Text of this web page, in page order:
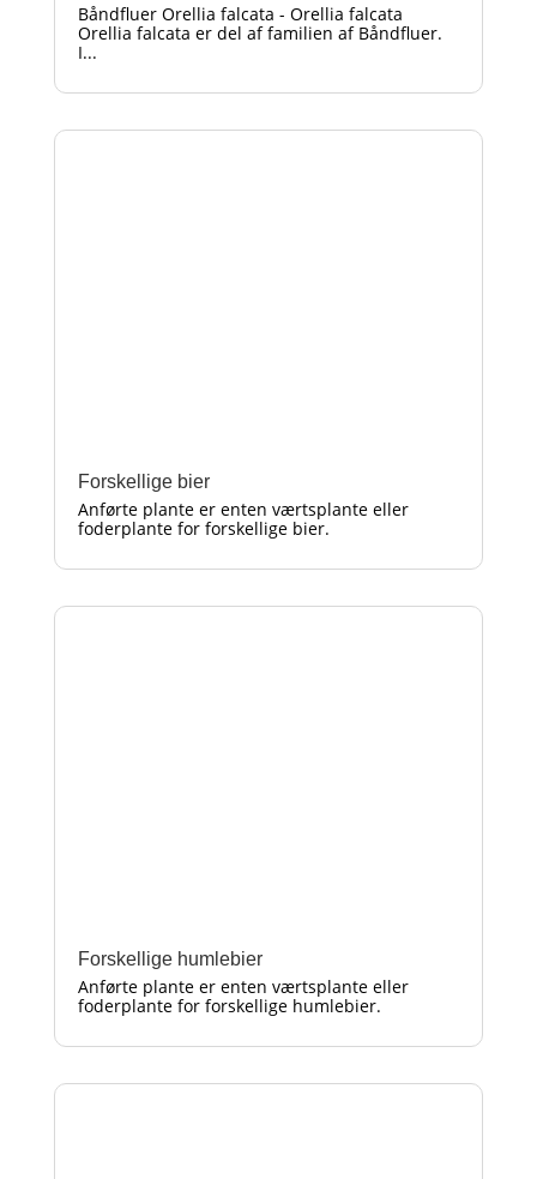
Båndfluer Orellia falcata - Orellia falcata
Orellia falcata er del af familien af Båndfluer.
I...
Forskellige bier
Anførte plante er enten værtsplante eller
foderplante for forskellige bier.
Forskellige humlebier
Anførte plante er enten værtsplante eller
foderplante for forskellige humlebier.